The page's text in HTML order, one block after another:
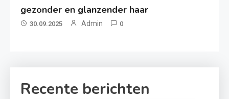
gezonder en glanzender haar
30.09.2025 Admin 0
Recente berichten